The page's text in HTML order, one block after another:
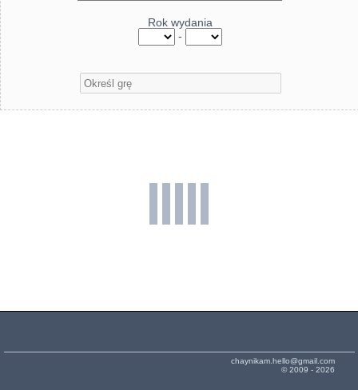
Rok wydania
-
chaynikam.hello@gmail.com
© 2009 - 2026